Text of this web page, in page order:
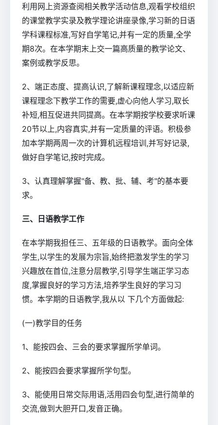
利用网上资源查阅相关教学活动信息,观看学校组织
的课堂教学实录及教学理论讲座录像,学习新的日语
学科课程标准,写好自学笔记,并有一定的质量,全学
期8次。在本学期末上交一篇高质量的教学论文、
案例或教学反思。
2、端正态度、提高认识,了解新课程理念,以适应新
课程理念下教学工作的需要,虚心向他人学习,取长
补短,相互促进共同提高。在本学期按学校要求听课
20节以上,内容真实,并有一定质量的评语。积极参
加本学期两周一次的计算机远程培训,并写好记录,
做好自学笔记,按时完成。
3、认真理解掌握"备、教、批、辅、考"的基本要
求。
三、日语教学工作
在本学期我担任三、五年级的日语教学。面向全体
学生,以学生的发展为宗旨,始终把激发学生的学习
兴趣放在首位,注意分层教学,引导学生端正学习态
度,掌握良好的学习方法,培养学生良好的学习习
惯。本学期的日语教学,我从以 下几个方面做起:
(一)教学目的任务
1、能按四会、三会的要求掌握所学单词。
2、能按四会要求掌握所学句型。
3、能使用日常交际用语,活用四会句型,进行简单的
交流,做到大胆开口,发音正确。